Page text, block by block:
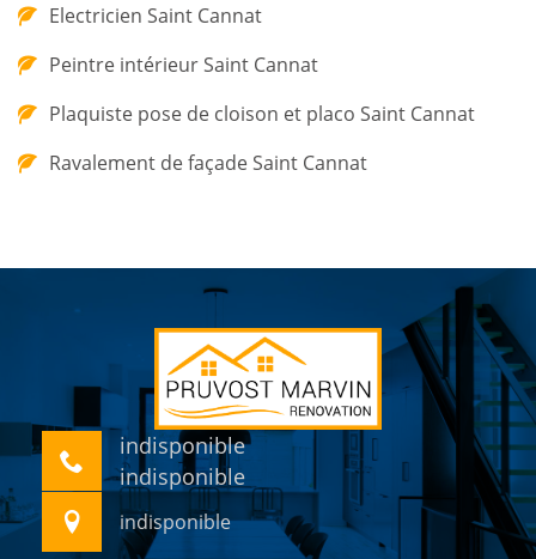
Electricien Saint Cannat
Peintre intérieur Saint Cannat
Plaquiste pose de cloison et placo Saint Cannat
Ravalement de façade Saint Cannat
indisponible
indisponible
indisponible